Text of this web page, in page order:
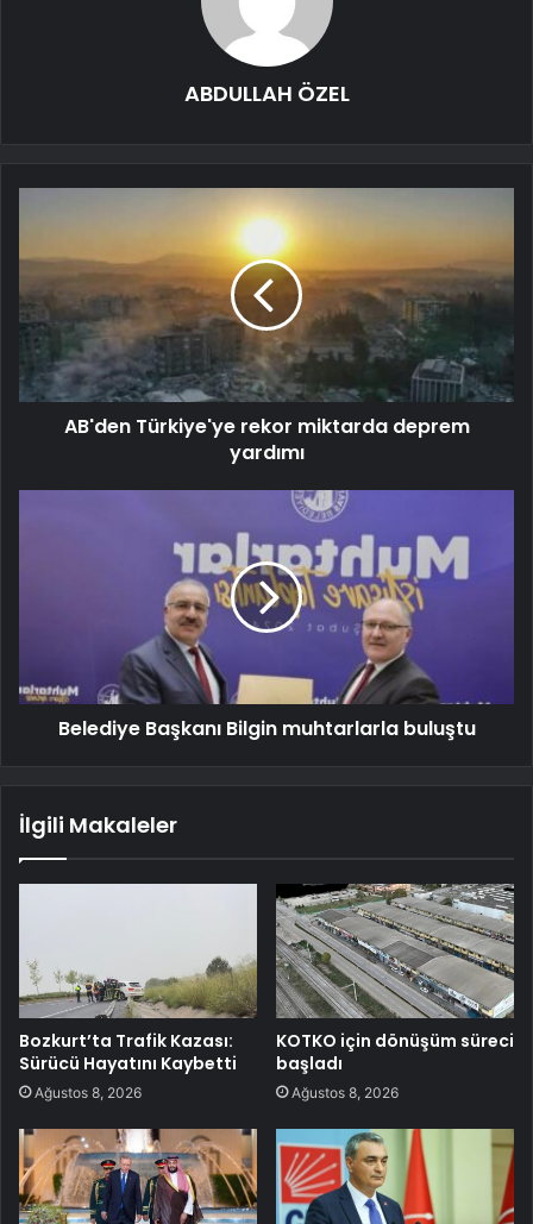
ABDULLAH ÖZEL
AB'den Türkiye'ye rekor miktarda deprem
yardımı
Belediye Başkanı Bilgin muhtarlarla buluştu
İlgili Makaleler
Bozkurt’ta Trafik Kazası:
Sürücü Hayatını Kaybetti
Ağustos 8, 2026
KOTKO için dönüşüm süreci
başladı
Ağustos 8, 2026